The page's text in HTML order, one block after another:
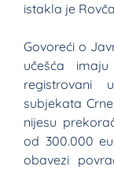
istakla je
Govoreći o
učešća
registrovani
subjekata
nijesu
od 300.000
obavezi